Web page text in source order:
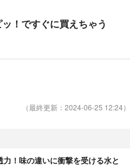
！ですぐに買えちゃう
（最終更新：2024-06-25 12:24）
！味の違いに衝撃を受ける水と